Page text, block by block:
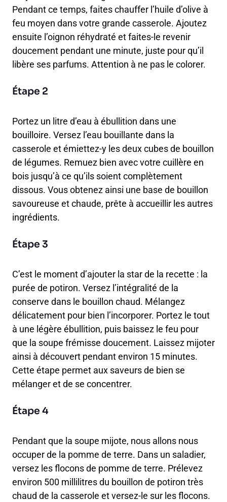
Pendant ce temps, faites chauffer l’huile d’olive à
feu moyen dans votre grande casserole. Ajoutez
ensuite l’oignon réhydraté et faites-le revenir
doucement pendant une minute, juste pour qu’il
libère ses parfums. Attention à ne pas le colorer.
Étape 2
Portez un litre d’eau à ébullition dans une
bouilloire. Versez l’eau bouillante dans la
casserole et émiettez-y les deux cubes de bouillon
de légumes. Remuez bien avec votre cuillère en
bois jusqu’à ce qu’ils soient complètement
dissous. Vous obtenez ainsi une base de bouillon
savoureuse et chaude, prête à accueillir les autres
ingrédients.
Étape 3
C’est le moment d’ajouter la star de la recette : la
purée de potiron. Versez l’intégralité de la
conserve dans le bouillon chaud. Mélangez
délicatement pour bien l’incorporer. Portez le tout
à une légère ébullition, puis baissez le feu pour
que la soupe frémisse doucement. Laissez mijoter
ainsi à découvert pendant environ 15 minutes.
Cette étape permet aux saveurs de bien se
mélanger et de se concentrer.
Étape 4
Pendant que la soupe mijote, nous allons nous
occuper de la pomme de terre. Dans un saladier,
versez les flocons de pomme de terre. Prélevez
environ 500 millilitres du bouillon de potiron très
chaud de la casserole et versez-le sur les flocons.